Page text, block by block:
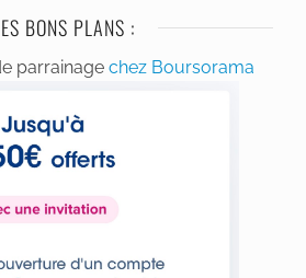
BONS PLANS :
parrainage chez Boursorama